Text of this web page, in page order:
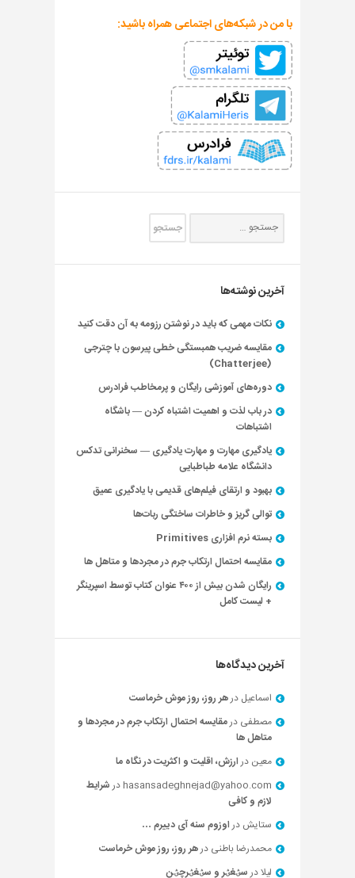
با من در شبکه‌های اجتماعی همراه باشید:
آخرین نوشته‌ها
نکات مهمی که باید در نوشتن رزومه به آن دقت کنید
مقایسه ضریب همبستگی خطی پیرسون با چترجی
(Chatterjee)
دوره‌های آموزشی رایگان و پرمخاطب فرادرس
در باب لذت و اهمیت اشتباه کردن — باشگاه
اشتباهات
یادگیری مهارت و مهارت یادگیری — سخنرانی تدکس
دانشگاه علامه طباطبایی
بهبود و ارتقای فیلم‌های قدیمی با یادگیری عمیق
توالی گریز و خاطرات ساختگی ربات‌ها
بسته نرم افزاری Primitives
مقایسه احتمال ارتکاب جرم در مجردها و متاهل ها
رایگان شدن بیش از ۴۰۰ عنوان کتاب توسط اسپرینگر
+ لیست کامل
آخرین دیدگاه‌ها
اسماعیل درهر روز، روز موش خرماست
مصطفی درمقایسه احتمال ارتکاب جرم در مجردها و
متاهل ها
معین درارزش، اقلیت و اکثریت در نگاه ما
hasansadeghnejad@yahoo.com درشرایط
لازم و کافی
ستایش دراوزوم سنه آی دییرم …
محمدرضا باطنی درهر روز، روز موش خرماست
لیلادرسؽغؽر و سؽغؽرچؽن